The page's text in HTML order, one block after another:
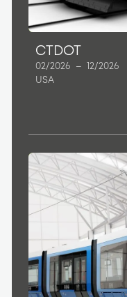
CTDOT
02/2026 –
12/2026
USA